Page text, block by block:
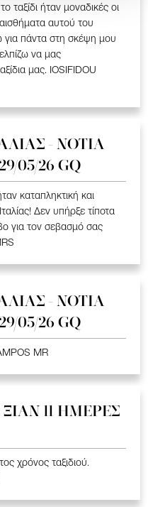
ταξίδι ήταν μοναδικές οι
αυτού του
πάντα στη σκέψη μου
να μας
μας. IOSIFIDOU
- ΝΟΤΙΑ
05/26 GQ
καταπληκτική και
Δεν υπήρξε τίποτα
για τον σεβασμό σας
- ΝΟΤΙΑ
05/26 GQ
MR
11 ΗΜΕΡΕΣ
χρόνος ταξιδιού.